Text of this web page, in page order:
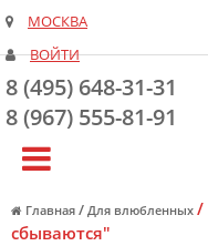
МОСКВА
ВОЙТИ
8 (495) 648-31-31
8 (967) 555-81-91
Главная / Для влюбленных /
сбываются"